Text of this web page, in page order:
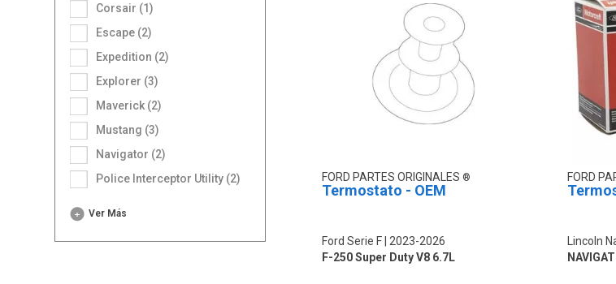
Corsair (1)
Escape (2)
Expedition (2)
Explorer (3)
Maverick (2)
Mustang (3)
Navigator (2)
Police Interceptor Utility (2)
Ver Más
FORD PARTES ORIGINALES
Termostato - OEM
Ford Serie F 2023-2026
F-250 Super Duty V8 6.7L
FORD
Lincoln